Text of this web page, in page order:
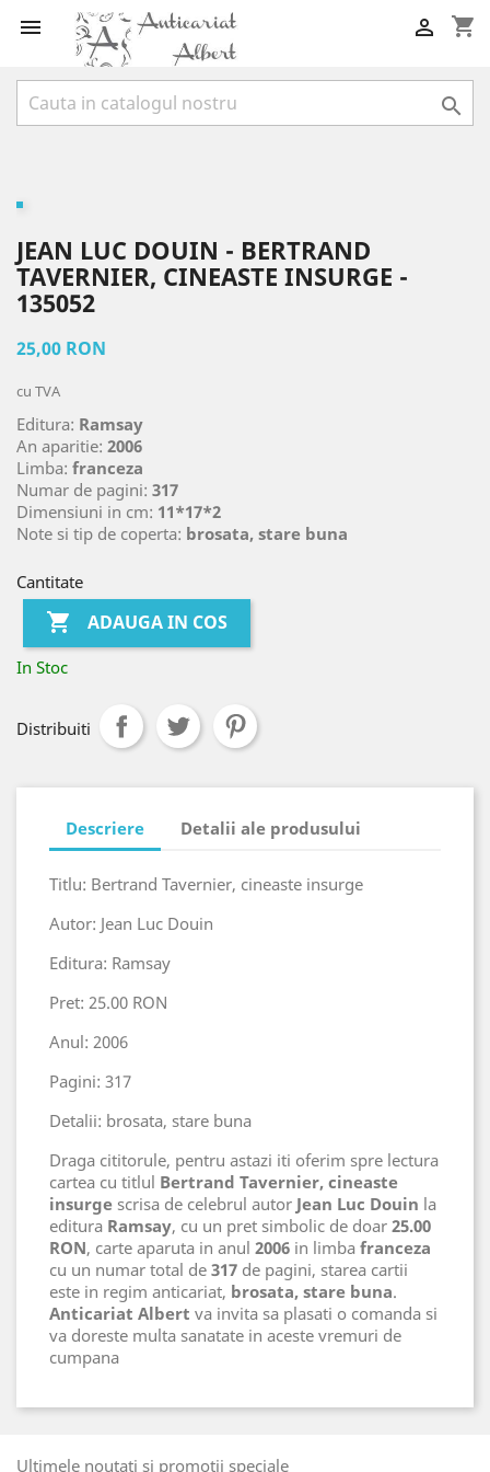
 shopping_cart


JEAN LUC DOUIN - BERTRAND
TAVERNIER, CINEASTE INSURGE -
135052
25,00 RON
cu TVA
Editura: Ramsay
An aparitie: 2006
Limba: franceza
Numar de pagini: 317
Dimensiuni in cm: 11*17*2
Note si tip de coperta: brosata, stare buna
Cantitate
 ADAUGA IN COS
In Stoc
Distribuiti
Descriere Detalii ale produsului
Titlu: Bertrand Tavernier, cineaste insurge
Autor: Jean Luc Douin
Editura: Ramsay
Pret: 25.00 RON
Anul: 2006
Pagini: 317
Detalii: brosata, stare buna
Draga cititorule, pentru astazi iti oferim spre lectura
cartea cu titlul Bertrand Tavernier, cineaste
insurge scrisa de celebrul autor Jean Luc Douin la
editura Ramsay, cu un pret simbolic de doar 25.00
RON, carte aparuta in anul 2006 in limba franceza
cu un numar total de 317 de pagini, starea cartii
este in regim anticariat, brosata, stare buna.
Anticariat Albert va invita sa plasati o comanda si
va doreste multa sanatate in aceste vremuri de
cumpana
Ultimele noutati si promotii speciale